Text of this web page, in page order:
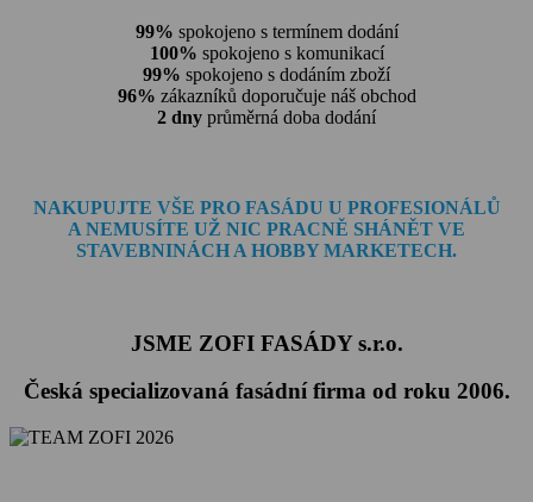
99% spokojeno s termínem dodání
100% spokojeno s komunikací
99% spokojeno s dodáním zboží
96% zákazníků doporučuje náš obchod
2 dny průměrná doba dodání
NAKUPUJTE VŠE PRO FASÁDU U PROFESIONÁLŮ
A NEMUSÍTE UŽ NIC PRACNĚ SHÁNĚT VE
STAVEBNINÁCH A HOBBY MARKETECH.
JSME ZOFI FASÁDY s.r.o.
Česká specializovaná fasádní firma od roku 2006.